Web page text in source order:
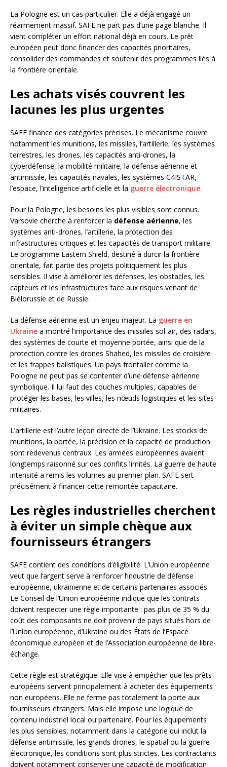
La Pologne est un cas particulier. Elle a déjà engagé un
réarmement massif. SAFE ne part pas d’une page blanche. Il
vient compléter un effort national déjà en cours. Le prêt
européen peut donc financer des capacités prioritaires,
consolider des commandes et soutenir des programmes liés à
la frontière orientale.
Les achats visés couvrent les
lacunes les plus urgentes
SAFE finance des catégories précises. Le mécanisme couvre
notamment les munitions, les missiles, l’artillerie, les systèmes
terrestres, les drones, les capacités anti-drones, la
cyberdéfense, la mobilité militaire, la défense aérienne et
antimissile, les capacités navales, les systèmes C4ISTAR,
l’espace, l’intelligence artificielle et la guerre électronique.
Pour la Pologne, les besoins les plus visibles sont connus.
Varsovie cherche à renforcer la défense aérienne, les
systèmes anti-drones, l’artillerie, la protection des
infrastructures critiques et les capacités de transport militaire.
Le programme Eastern Shield, destiné à durcir la frontière
orientale, fait partie des projets politiquement les plus
sensibles. Il vise à améliorer les défenses, les obstacles, les
capteurs et les infrastructures face aux risques venant de
Biélorussie et de Russie.
La défense aérienne est un enjeu majeur. La guerre en
Ukraine a montré l’importance des missiles sol-air, des radars,
des systèmes de courte et moyenne portée, ainsi que de la
protection contre les drones Shahed, les missiles de croisière
et les frappes balistiques. Un pays frontalier comme la
Pologne ne peut pas se contenter d’une défense aérienne
symbolique. Il lui faut des couches multiples, capables de
protéger les bases, les villes, les nœuds logistiques et les sites
militaires.
L’artillerie est l’autre leçon directe de l’Ukraine. Les stocks de
munitions, la portée, la précision et la capacité de production
sont redevenus centraux. Les armées européennes avaient
longtemps raisonné sur des conflits limités. La guerre de haute
intensité a remis les volumes au premier plan. SAFE sert
précisément à financer cette remontée capacitaire.
Les règles industrielles cherchent
à éviter un simple chèque aux
fournisseurs étrangers
SAFE contient des conditions d’éligibilité. L’Union européenne
veut que l’argent serve à renforcer l’industrie de défense
européenne, ukrainienne et de certains partenaires associés.
Le Conseil de l’Union européenne indique que les contrats
doivent respecter une règle importante : pas plus de 35 % du
coût des composants ne doit provenir de pays situés hors de
l’Union européenne, d’Ukraine ou des États de l’Espace
économique européen et de l’Association européenne de libre-
échange.
Cette règle est stratégique. Elle vise à empêcher que les prêts
européens servent principalement à acheter des équipements
non européens. Elle ne ferme pas totalement la porte aux
fournisseurs étrangers. Mais elle impose une logique de
contenu industriel local ou partenaire. Pour les équipements
les plus sensibles, notamment dans la catégorie qui inclut la
défense antimissile, les grands drones, le spatial ou la guerre
électronique, les conditions sont plus strictes. Les contractants
doivent notamment conserver une capacité de modification